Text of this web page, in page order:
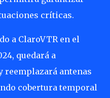
críticas.
a ClaroVTR en el
quedará a
reemplazará antenas
cobertura temporal